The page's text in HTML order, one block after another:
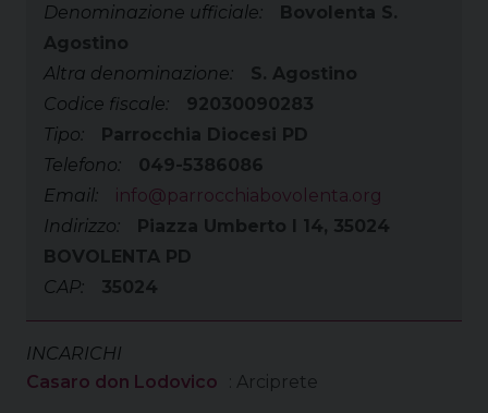
Denominazione ufficiale:
Bovolenta S.
Agostino
Altra denominazione:
S. Agostino
Codice fiscale:
92030090283
Tipo:
Parrocchia Diocesi PD
Telefono:
049-5386086
Email:
info@parrocchiabovolenta.org
Indirizzo:
Piazza Umberto I 14, 35024
BOVOLENTA PD
CAP:
35024
INCARICHI
Casaro don Lodovico
: Arciprete